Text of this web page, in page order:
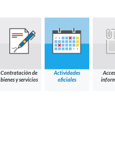
Contratación de
bienes y servicios
Actividades
oficiales